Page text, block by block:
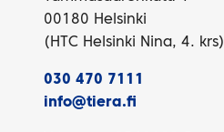
00180 Helsinki
(HTC Helsinki Nina, 4. krs)
030 470 7111
info@tiera.fi